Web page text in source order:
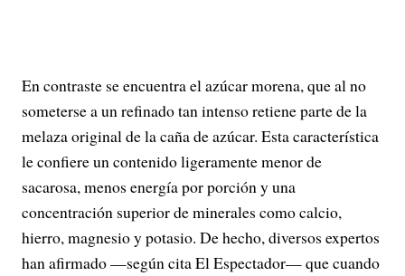
En contraste se encuentra el azúcar morena, que al no
someterse a un refinado tan intenso retiene parte de la
melaza original de la caña de azúcar. Esta característica
le confiere un contenido ligeramente menor de
sacarosa, menos energía por porción y una
concentración superior de minerales como calcio,
hierro, magnesio y potasio. De hecho, diversos expertos
han afirmado —según cita El Espectador— que cuando